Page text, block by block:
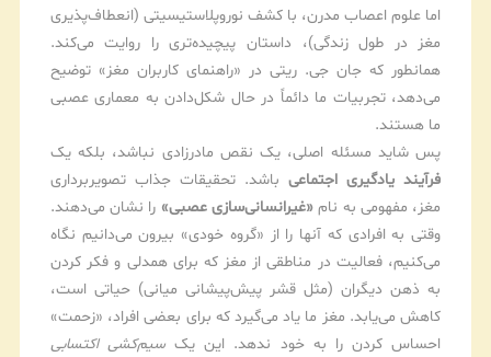
اما علوم اعصاب مدرن، با کشف نوروپلاستیسیتی (انعطاف‌پذیری
مغز در طول زندگی)، داستان پیچیده‌تری را روایت می‌کند.
همانطور که جان جی. ریتی در «راهنمای کاربران مغز» توضیح
می‌دهد، تجربیات ما دائماً در حال شکل‌دادن به معماری عصبی
ما هستند.
پس شاید مسئله اصلی، یک نقص مادرزادی نباشد، بلکه یک
فرآیند یادگیری اجتماعیباشد. تحقیقات جذاب تصویربرداری
مغز، مفهومی به نام «غیرانسانی‌سازی عصبی» را نشان می‌دهند.
وقتی به افرادی که آنها را از «گروه خودی» بیرون می‌دانیم نگاه
می‌کنیم، فعالیت در مناطقی از مغز که برای همدلی و فکر کردن
به ذهن دیگران (مثل قشر پیش‌پیشانی میانی) حیاتی است،
کاهش می‌یابد. مغز ما یاد می‌گیرد که برای بعضی افراد، «زحمت»
احساس کردن را به خود ندهد. این یک سیم‌کشی اکتسابی